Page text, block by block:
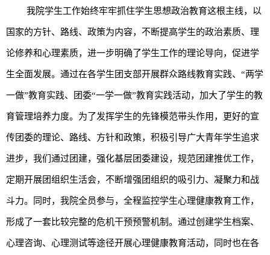
我院学生工作始终牢牢抓住学生思想政治教育这根主线，以
国家的方针、路线、政策为内容，不断提高学生的政治素质、理
论修养和心理素质，进一步明确了学生工作的理论导向，促进学
生全面发展。通过在各学生团支部开展群众路线教育实践、 “两学
一做”教育实践、团委“一学一做”教育实践活动，加大了学生的教
育管理培养力度。为了发挥学生的先锋模范带头作用，更好的宣
传团委的理论、路线、方针和政策，积极引导广大青年学生追求
进步，我们通过团建，强化基层团委建设，规范团建推优工作，
定期开展团组织生活会，不断增强团组织的吸引力、凝聚力和战
斗力。同时，我院全员参与，全程监控学生心理健康教育工作，
形成了一套比较完整的危机干预预警机制。通过创建学生档案、
心理咨询、心理测试等途径开展心理健康教育活动，同时也在各